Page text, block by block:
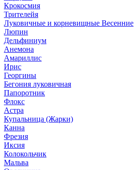
Крокосмия
Трителейя
Луковичные и корневищные Весенние
Люпин
Дельфиниум
Анемона
Амариллис
Ирис
Георгины
Бегония луковичная
Папоротник
Флокс
Астра
Купальница (Жарки)
Канна
Фрезия
Иксия
Колокольчик
Мальва